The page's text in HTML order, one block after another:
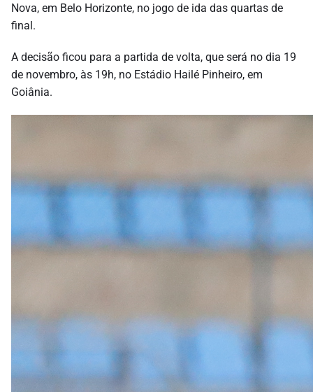
Nova, em Belo Horizonte, no jogo de ida das quartas de
final.
A decisão ficou para a partida de volta, que será no dia 19
de novembro, às 19h, no Estádio Hailé Pinheiro, em
Goiânia.